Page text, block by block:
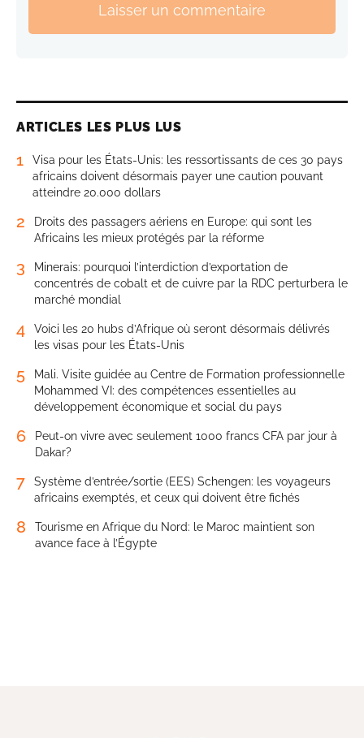
Laisser un commentaire
ARTICLES LES PLUS LUS
1
Visa pour les États-Unis: les ressortissants de ces 30 pays
africains doivent désormais payer une caution pouvant
atteindre 20.000 dollars
2
Droits des passagers aériens en Europe: qui sont les
Africains les mieux protégés par la réforme
3
Minerais: pourquoi l’interdiction d’exportation de
concentrés de cobalt et de cuivre par la RDC perturbera le
marché mondial
4
Voici les 20 hubs d’Afrique où seront désormais délivrés
les visas pour les États-Unis
5
Mali. Visite guidée au Centre de Formation professionnelle
Mohammed VI: des compétences essentielles au
développement économique et social du pays
6
Peut-on vivre avec seulement 1000 francs CFA par jour à
Dakar?
7
Système d’entrée/sortie (EES) Schengen: les voyageurs
africains exemptés, et ceux qui doivent être fichés
8
Tourisme en Afrique du Nord: le Maroc maintient son
avance face à l’Égypte